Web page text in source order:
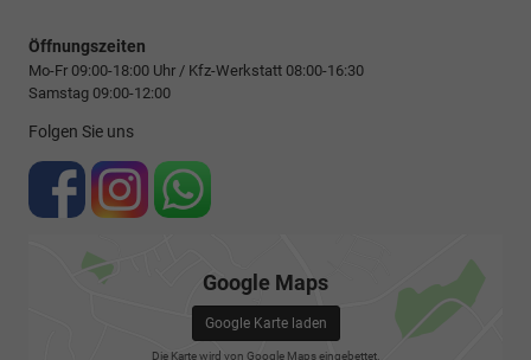
Öffnungszeiten
Mo-Fr 09:00-18:00 Uhr / Kfz-Werkstatt 08:00-16:30
Samstag 09:00-12:00
Folgen Sie uns
Google Maps
Google Karte laden
Die Karte wird von Google Maps eingebettet.